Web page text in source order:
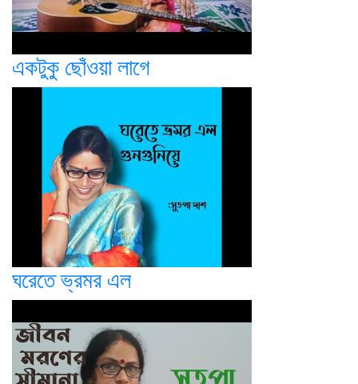
একটুকু ছোঁওয়া লাগে
ঘরেতে ভ্রমর এল